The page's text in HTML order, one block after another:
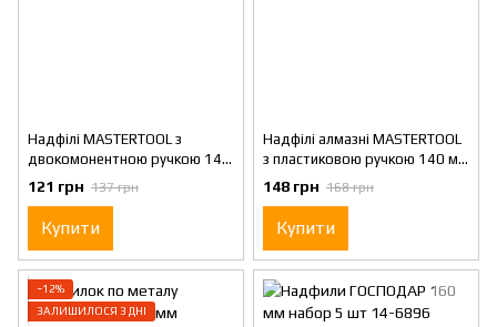
Надфілі MASTERTOOL з
двокомонентною ручкою 140
мм набір 6 шт 06-0010
121 грн 137 грн
Купити
Надфілі алмазні MASTERTOOL
з пластиковою ручкою 140 мм
набір 6 шт 06-0011
148 грн 168 грн
Купити
−12%
ЗАЛИШИЛОСЯ 3 ДНІ